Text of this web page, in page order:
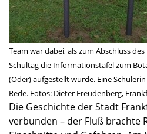
Team war dabei, als zum Abschluss
Schul­tag die Infor­ma­ti­ons­ta­fel zum
(Oder) aufge­stellt wurde. Eine
Rede. Fotos: Dieter Freuden­berg,
Die Geschichte der Stadt
verbun­den – der Fluß brachte